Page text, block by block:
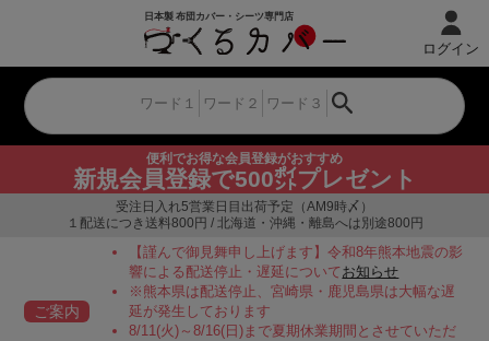
便利でお得な会員登録がおすすめ
新規会員登録で500㌽プレゼント
ログイン
受注日入れ5営業日目出荷予定（AM9時〆）
１配送につき送料800円 / 北海道・沖縄・離島へは別途800円
ご案内
【謹んで御見舞申し上げます】令和8年熊本地震の影
響による配送停止・遅延についてお知らせ
※熊本県は配送停止、宮崎県・鹿児島県は大幅な遅
延が発生しております
8/11(火)～8/16(日)まで夏期休業期間とさせていただ